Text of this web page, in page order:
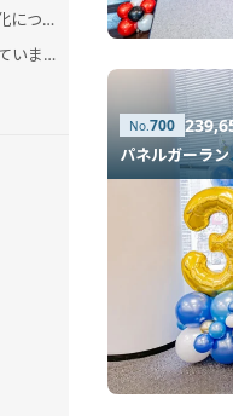
天気や環境でのバルーンの変化について
飲み物の代金は料金に含まれていますか?
700
パネルガーラ